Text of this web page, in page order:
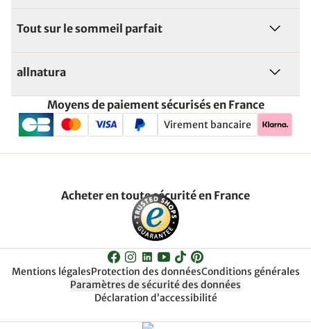
Tout sur le sommeil parfait
allnatura
Moyens de paiement sécurisés en France
Virement bancaire
Acheter en toute sécurité en France
Mentions légalesProtection des donnéesConditions générales
Paramètres de sécurité des données
Déclaration d’accessibilité